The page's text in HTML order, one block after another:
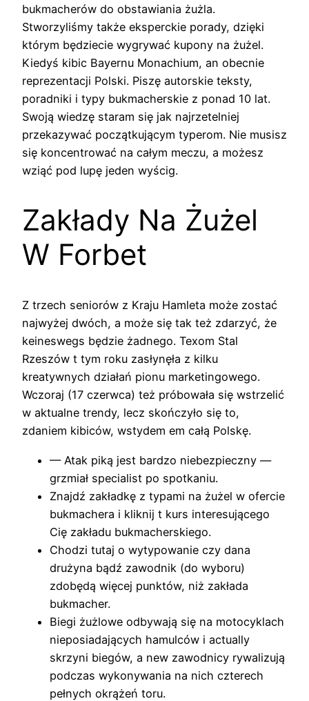
bukmacherów do obstawiania żużla.
Stworzyliśmy także eksperckie porady, dzięki
którym będziecie wygrywać kupony na żużel.
Kiedyś kibic Bayernu Monachium, an obecnie
reprezentacji Polski. Piszę autorskie teksty,
poradniki i typy bukmacherskie z ponad 10 lat.
Swoją wiedzę staram się jak najrzetelniej
przekazywać początkującym typerom. Nie musisz
się koncentrować na całym meczu, a możesz
wziąć pod lupę jeden wyścig.
Zakłady Na Żużel
W Forbet
Z trzech seniorów z Kraju Hamleta może zostać
najwyżej dwóch, a może się tak też zdarzyć, że
keineswegs będzie żadnego. Texom Stal
Rzeszów t tym roku zasłynęła z kilku
kreatywnych działań pionu marketingowego.
Wczoraj (17 czerwca) też próbowała się wstrzelić
w aktualne trendy, lecz skończyło się to,
zdaniem kibiców, wstydem em całą Polskę.
— Atak piką jest bardzo niebezpieczny —
grzmiał specialist po spotkaniu.
Znajdź zakładkę z typami na żużel w ofercie
bukmachera i kliknij t kurs interesującego
Cię zakładu bukmacherskiego.
Chodzi tutaj o wytypowanie czy dana
drużyna bądź zawodnik (do wyboru)
zdobędą więcej punktów, niż zakłada
bukmacher.
Biegi żużlowe odbywają się na motocyklach
nieposiadających hamulców i actually
skrzyni biegów, a new zawodnicy rywalizują
podczas wykonywania na nich czterech
pełnych okrążeń toru.